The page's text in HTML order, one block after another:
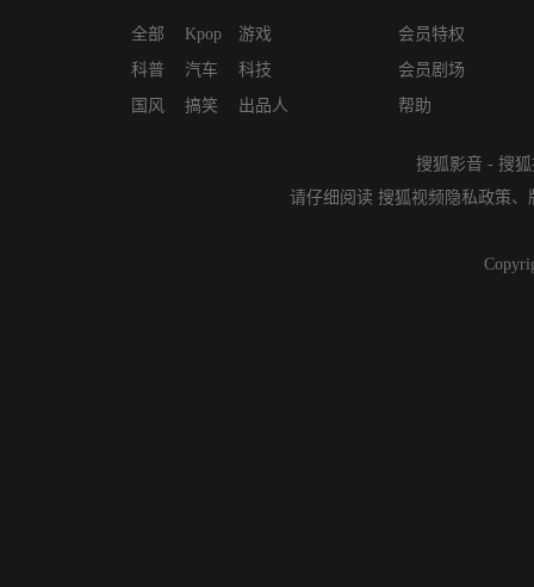
全部
科普
国风
Kpop
汽车
搞笑
游戏
科技
出品人
会员特权
会员剧场
帮助
搜狐影音 - 搜
请仔细阅读 搜狐视频隐私政策、